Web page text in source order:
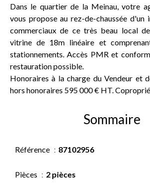
Dans le quartier de la Meinau, votre
vous propose au rez-de-chaussée d'un
commerciaux de ce très beau local
vitrine de 18m linéaire et
stationnements. Accès PMR et
restauration possible.
Honoraires à la charge du Vendeur et
hors honoraires 595 000 € HT.
Sommaire
Référence 87102956
Pièces 2 pièces